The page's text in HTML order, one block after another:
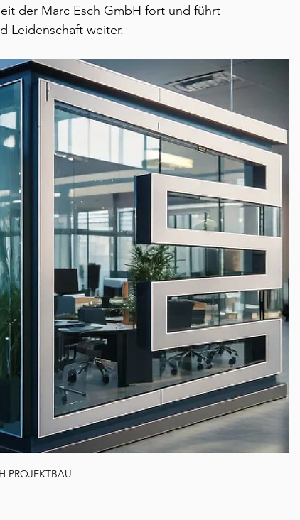
der Marc Esch GmbH fort und führt
Leidenschaft weiter.
PROJEKTBAU